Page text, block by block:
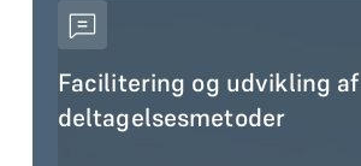
Facilitering og udvikling af
deltagelsesmetoder